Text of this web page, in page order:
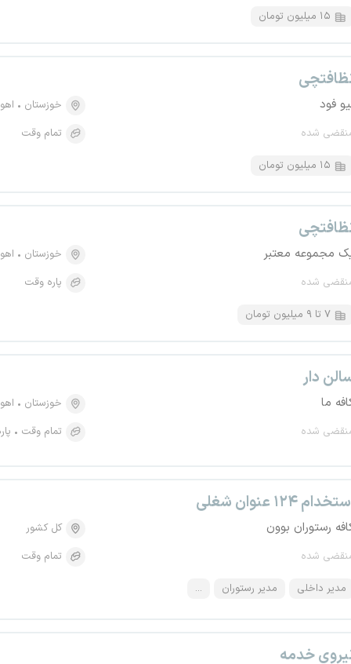
۱۵ میلیون تومان
فود
شده
خوزستان
تمام وقت
۱۵ میلیون تومان
مجموعه معتبر
شده
خوزستان
پاره وقت
۷ تا ۹ میلیون تومان
دار
ما
شده
خوزستان
تمام وقت
۱۲۴ عنوان شغلی
رستوران بوون
شده
کل کشور
تمام وقت
مدیر داخلی مدیر رستوران ...
خدمه